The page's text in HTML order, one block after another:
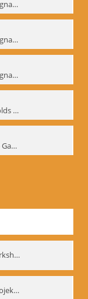
Tartuffe, Groupe IDEE - interne Signatur: BM-prt-192
Tartuffe, Groupe IDEE - interne Signatur: BM-prt-193
Tartuffe, Groupe IDEE - interne Signatur: BM-prt-194
Diskussion: Das Theater Meyerholds und die Biomechanik, 18.09.1995 - interne Signatur: BM-prt-200
Каменный Гость / Der Steinerne Gast - interne Signatur: BM-prt-202
Internationaler Biomechanik-Workshop, Moskau 1993
Internationales Theater Labor Projekt: Play Don Juan